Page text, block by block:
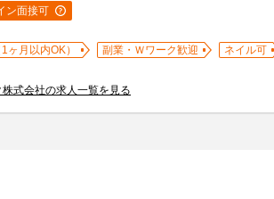
ン面接可
ヶ月以内OK） 副業・Ｗワーク歓迎
ネイル可
式会社の求人一覧を見る